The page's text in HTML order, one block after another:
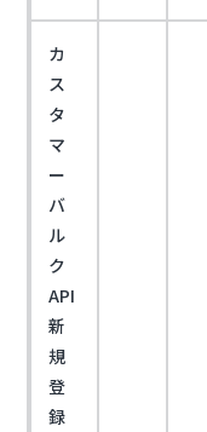
カ
ス
タ
マ
ー
バ
ル
ク
API
新
規
登
録